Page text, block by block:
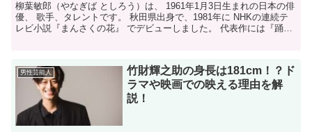
柳葉敏郎（やなぎば としろう）は、 1961年1月3日生まれの日本の俳
優、 歌手、タレントです。 秋田県出身で、1981年に NHKの連続テ
レビ小説『まんさくの花』 でデビューしました。 代表作には『踊る
男性芸能人
竹財輝之助の身長は181cm！？ド
ラマや映画での映える理由を解
説！